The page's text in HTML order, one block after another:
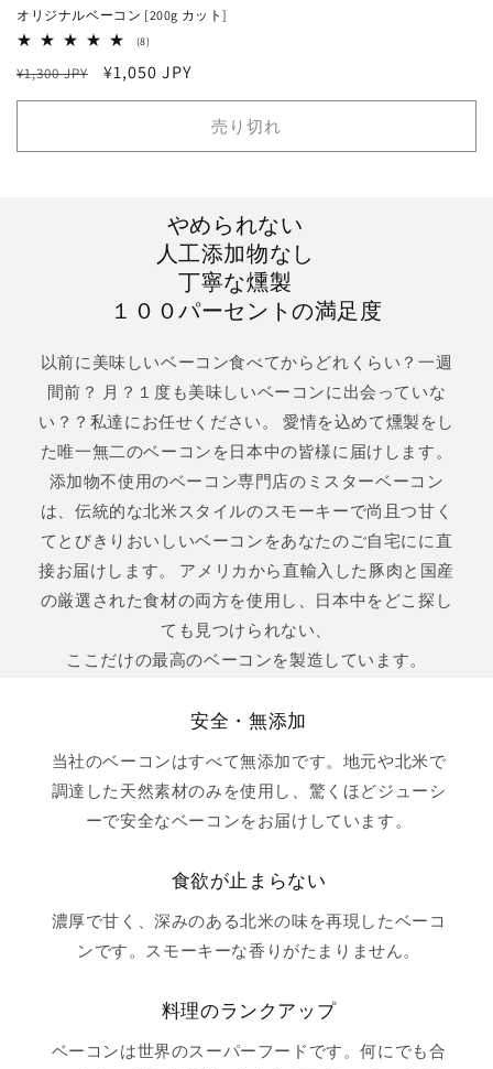
オリジナルベーコン [200g カット]
(8)8
ビ
ー
合
通
常
格
¥1,300 JPY
セ
ー
価
¥1,050 JPY
売り切れ
やめられない
人工添加物なし
丁寧な燻製
１００パーセントの満足度
以前に美味しいベーコン食べてからどれくらい？一週
間前？ 月？１度も美味しいベーコンに出会っていな
い？？私達にお任せください。 愛情を込めて燻製をし
た唯一無二のベーコンを日本中の皆様に届けします。
添加物不使用のベーコン専門店のミスターベーコン
は、伝統的な北米スタイルのスモーキーで尚且つ甘く
てとびきりおいしいベーコンをあなたのご自宅にに直
接お届けします。 アメリカから直輸入した豚肉と国産
の厳選された食材の両方を使用し、日本中をどこ探し
ても見つけられない、
ここだけの最高のベーコンを製造しています。
安全・無添加
当社のベーコンはすべて無添加です。地元や北米で
調達した天然素材のみを使用し、驚くほどジューシ
ーで安全なベーコンをお届けしています。
食欲が止まらない
濃厚で甘く、深みのある北米の味を再現したベーコ
ンです。スモーキーな香りがたまりません。
料理のランクアップ
ベーコンは世界のスーパーフードです。何にでも合